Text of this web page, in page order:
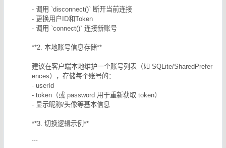
- 调用 `disconnect()` 断开当前连接
- 更换用户ID和Token
- 调用 `connect()` 连接新账号
**2. 本地账号信息存储**
建议在客户端本地维护一个账号列表（如 SQLite/SharedPrefer
ences），存储每个账号的：
- userId
- token（或 password 用于重新获取 token）
- 显示昵称/头像等基本信息
**3. 切换逻辑示例**
```